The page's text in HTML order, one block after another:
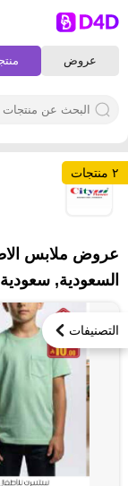
عروض
التصنيفات
٢ منتجات ٢
عروض ملابس
السعودية,